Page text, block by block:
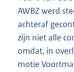
AWBZ werd
achteraf
zijn niet alle
omdat, in
motie